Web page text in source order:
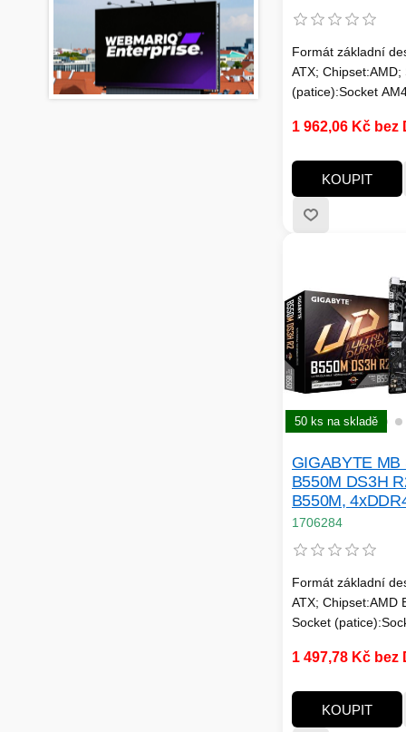
Formát základní
ATX; Chipset:AMD;
(patice):Socket
RAM:DDR4; Počet
Podpora RAID:1;
x16:1; PCI Express
Bezdrátové
DisplayPort:0;
TPM; Integrovaná
1 962,06 Kč bez
KOUPIT
50 ks na skladě
GIGABYTE MB
B550M DS3H
B550M,
1xHDMI, mATX
1706284
Formát základní
ATX; Chipset:AMD
Socket
Technologie paměti
slotů:4; M.2 slot:2;
Podpora RAID:0, 1,
1 497,78 Kč bez
KOUPIT